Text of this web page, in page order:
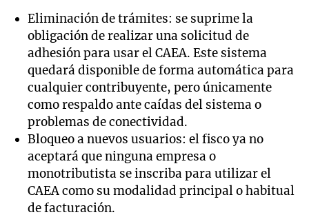
Eliminación de trámites: se suprime la
obligación de realizar una solicitud de
adhesión para usar el CAEA. Este sistema
quedará disponible de forma automática para
cualquier contribuyente, pero únicamente
como respaldo ante caídas del sistema o
problemas de conectividad.
Bloqueo a nuevos usuarios: el fisco ya no
aceptará que ninguna empresa o
monotributista se inscriba para utilizar el
CAEA como su modalidad principal o habitual
de facturación.